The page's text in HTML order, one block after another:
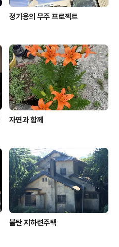
정기용의 무주 프로젝트
자연과 함께
불탄 지하련주택